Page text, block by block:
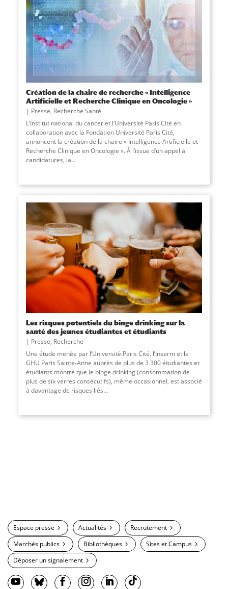
Création de la chaire de recherche « Intelligence
Artificielle et Recherche Clinique en Oncologie »
Presse, Recherche Santé
L’Institut national du cancer et l’Université Paris Cité en
collaboration avec la Fondation Université Paris Cité,
annoncent la création de la chaire « Intelligence Artificielle et
Recherche Clinique en Oncologie ». À l’issue d’un appel à
candidatures, la...
Les risques potentiels du binge drinking sur la
santé des jeunes étudiantes et étudiants
Presse, Recherche
Une étude menée par l’Université Paris Cité, l’Inserm et le
GHU Paris Sainte-Anne auprès de plus de 3 300 étudiantes et
étudiants montre que le binge drinking (consommation de
plus de six verres consécutifs), même occasionnel, est associé
à davantage de risques liés...
Espace presse Actualités
Recrutement
Marchés publics
Bibliothèques
Sites et Campus
Déposer un signalement